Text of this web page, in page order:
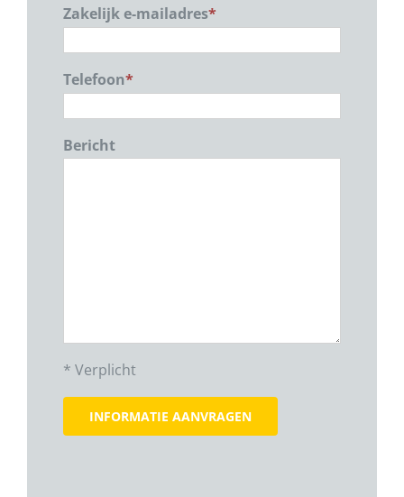
Zakelijk e-mailadres*
Telefoon*
Bericht
* Verplicht